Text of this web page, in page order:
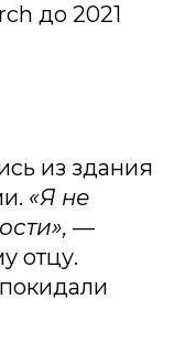
до 2021
из здания
«Я не
—
отцу.